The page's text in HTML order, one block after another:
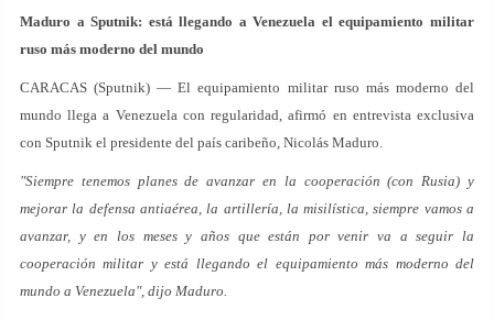
Maduro a Sputnik: está llegando a Venezuela el equipamiento militar
ruso más moderno del mundo
CARACAS (Sputnik) — El equipamiento militar ruso más moderno del
mundo llega a Venezuela con regularidad, afirmó en entrevista exclusiva
con Sputnik el presidente del país caribeño, Nicolás Maduro.
"Siempre tenemos planes de avanzar en la cooperación (con Rusia) y
mejorar la defensa antiaérea, la artillería, la misilística, siempre vamos a
avanzar, y en los meses y años que están por venir va a seguir la
cooperación militar y está llegando el equipamiento más moderno del
mundo a Venezuela", dijo Maduro.